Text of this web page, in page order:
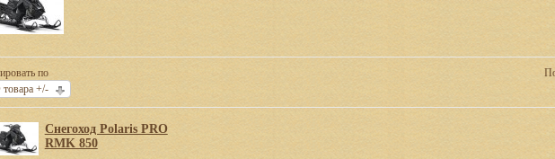
по
товара +/-
Снегоход Polaris PRO
RMK 850